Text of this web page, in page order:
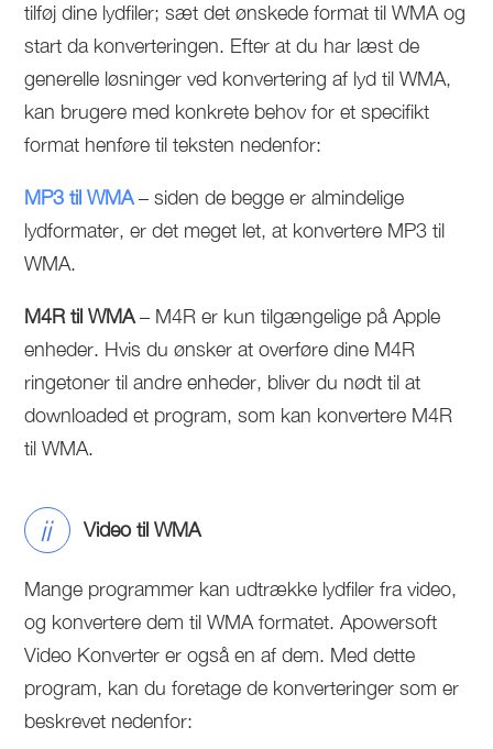
tilføj dine lydfiler; sæt det ønskede format til WMA og
start da konverteringen. Efter at du har læst de
generelle løsninger ved konvertering af lyd til WMA,
kan brugere med konkrete behov for et specifikt
format henføre til teksten nedenfor:
MP3 til WMA– siden de begge er almindelige
lydformater, er det meget let, at konvertere MP3 til
WMA.
M4R til WMA– M4R er kun tilgængelige på Apple
enheder. Hvis du ønsker at overføre dine M4R
ringetoner til andre enheder, bliver du nødt til at
downloaded et program, som kan konvertere M4R
til WMA.
ii Video til WMA
Mange programmer kan udtrække lydfiler fra video,
og konvertere dem til WMA formatet. Apowersoft
Video Konverter er også en af dem. Med dette
program, kan du foretage de konverteringer som er
beskrevet nedenfor: